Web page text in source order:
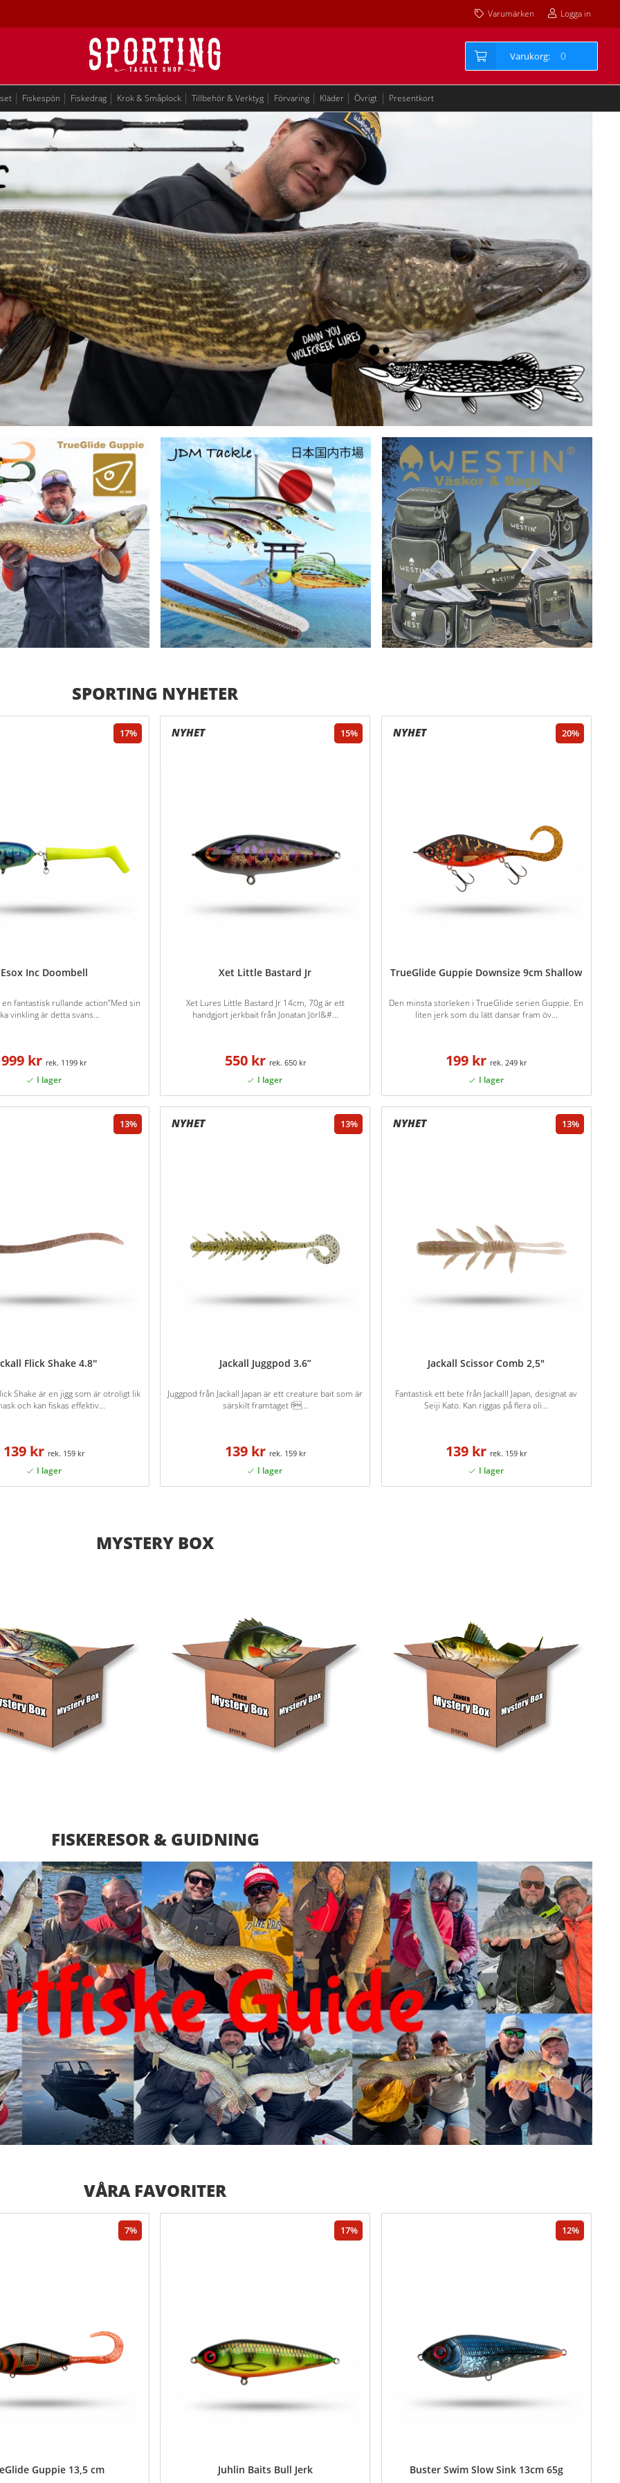
Varumärken Logga in
0
Fiskespön Fiskedrag Krok & Småplock Tillbehör & Verktyg Förvaring Kläder Övrigt Presentkort
SPORTING NYHETER
17
Esox Inc Doombell
fantastisk rullande action”Med sin
vinkling är detta svans...
999 kr 1199 kr
15
Xet Little Bastard Jr
Xet Lures Little Bastard Jr 14cm, 70g är ett
handgjort jerkbait från Jonatan Jörl&#...
550 kr 650 kr
20
TrueGlide Guppie Downsize 9cm Shallow
Den minsta storleken i TrueGlide serien Guppie. En
liten jerk som du lätt dansar fram öv...
199 kr 249 kr
13
Flick Shake 4.8''
Shake är en jigg som är otroligt lik
och kan fiskas effektiv...
139 kr 159 kr
13
Jackall Juggpod 3.6”
Juggpod från Jackall Japan är ett creature bait som är
särskilt framtaget f...
139 kr 159 kr
13
Jackall Scissor Comb 2,5"
Fantastisk ett bete från Jackalll Japan, designat av
Seiji Kato. Kan riggas på flera oli...
139 kr 159 kr
MYSTERY BOX
FISKERESOR & GUIDNING
VÅRA FAVORITER
7
Guppie 13,5 cm
17
Juhlin Baits Bull Jerk
12
Buster Swim Slow Sink 13cm 65g